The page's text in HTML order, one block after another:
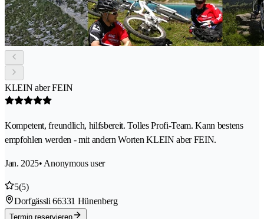
KLEIN aber FEIN
Kompetent, freundlich, hilfsbereit. Tolles Profi-Team. Kann bestens
empfohlen werden - mit andern Worten KLEIN aber FEIN.
Jan. 2025• Anonymous user
5(5)
Dorfgässli 66331 Hünenberg
Termin reservieren